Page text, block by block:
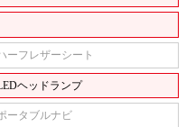
ーフレザーシート
ヘッドランプ
ータブルナビ